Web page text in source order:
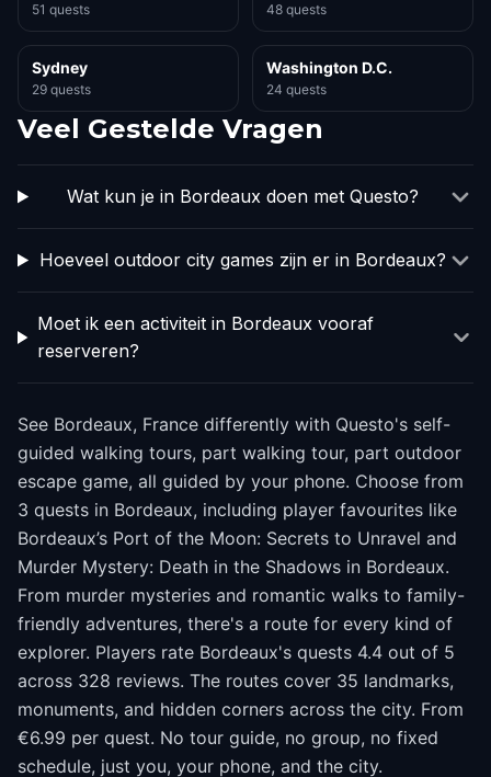
51 quests 48 quests
Sydney
29 quests
Washington D.C.
24 quests
Veel Gestelde Vragen
Wat kun je in Bordeaux doen met Questo?
Hoeveel outdoor city games zijn er in Bordeaux?
Moet ik een activiteit in Bordeaux vooraf
reserveren?
See Bordeaux, France differently with Questo's self-
guided walking tours, part walking tour, part outdoor
escape game, all guided by your phone. Choose from
3 quests in Bordeaux, including player favourites like
Bordeaux’s Port of the Moon: Secrets to Unravel and
Murder Mystery: Death in the Shadows in Bordeaux.
From murder mysteries and romantic walks to family-
friendly adventures, there's a route for every kind of
explorer. Players rate Bordeaux's quests 4.4 out of 5
across 328 reviews. The routes cover 35 landmarks,
monuments, and hidden corners across the city. From
€6.99 per quest. No tour guide, no group, no fixed
schedule, just you, your phone, and the city.